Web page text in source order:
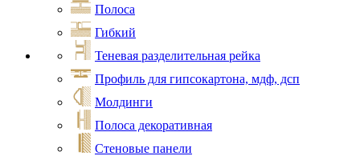
Полоса
Гибкий
Теневая разделительная рейка
Профиль для гипсокартона, мдф, дсп
Молдинги
Полоса декоративная
Стеновые панели